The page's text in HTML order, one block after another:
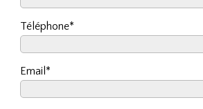
Téléphone*
Email*